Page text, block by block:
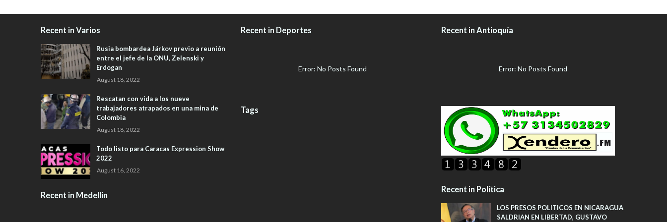
Recent in Varios
Rusia bombardea Járkov previo a reunión
entre el jefe de la ONU, Zelenski y
Erdogan
August 18, 2022
Rescatan con vida a los nueve
trabajadores atrapados en una mina de
Colombia
August 18, 2022
Todo listo para Caracas Expression Show
2022
August 16, 2022
Recent in Medellín
Recent in Deportes
Error: No Posts Found
Tags
Recent in Antioquía
Error: No Posts Found
Recent in Política
LOS PRESOS POLITICOS EN NICARAGUA
SALDRIAN EN LIBERTAD, GUSTAVO